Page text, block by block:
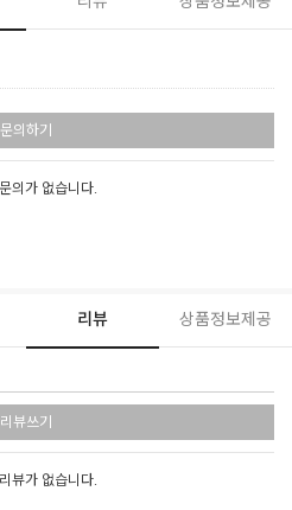
문의하기
의가 없습니다.
리뷰 상품정보제공
리뷰쓰기
뷰가 없습니다.